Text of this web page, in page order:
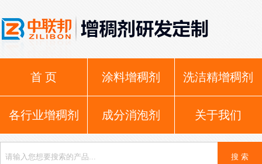
首 页 涂料增稠剂 洗洁精增稠剂
各行业增稠剂 成分消泡剂 关于我们